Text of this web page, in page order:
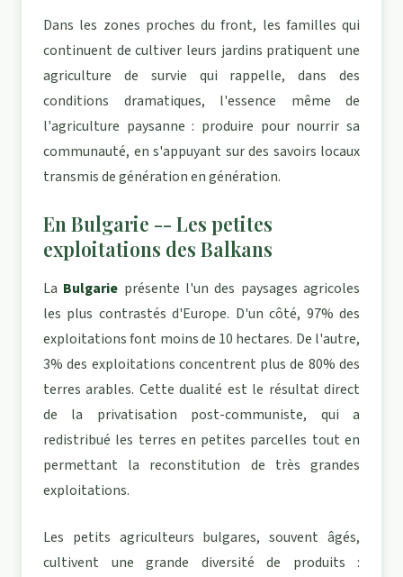
Dans les zones proches du front, les familles qui
continuent de cultiver leurs jardins pratiquent une
agriculture de survie qui rappelle, dans des
conditions dramatiques, l'essence même de
l'agriculture paysanne : produire pour nourrir sa
communauté, en s'appuyant sur des savoirs locaux
transmis de génération en génération.
En Bulgarie -- Les petites
exploitations des Balkans
La Bulgarie présente l'un des paysages agricoles
les plus contrastés d'Europe. D'un côté, 97% des
exploitations font moins de 10 hectares. De l'autre,
3% des exploitations concentrent plus de 80% des
terres arables. Cette dualité est le résultat direct
de la privatisation post-communiste, qui a
redistribué les terres en petites parcelles tout en
permettant la reconstitution de très grandes
exploitations.
Les petits agriculteurs bulgares, souvent âgés,
cultivent une grande diversité de produits :